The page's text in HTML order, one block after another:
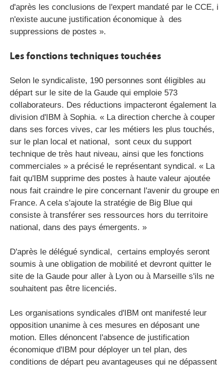
d'après les conclusions de l'expert mandaté par le CCE,
n'existe aucune justification économique à des
suppressions de postes ».
Les fonctions techniques touchées
Selon le syndicaliste, 190 personnes sont éligibles au
départ sur le site de la Gaude qui emploie 573
collaborateurs. Des réductions impacteront également la
division d'IBM à Sophia. « La direction cherche à couper
dans ses forces vives, car les métiers les plus touchés,
sur le plan local et national, sont ceux du support
technique de très haut niveau, ainsi que les fonctions
commerciales » a précisé le représentant syndical. « La
fait qu'IBM supprime des postes à haute valeur ajoutée
nous fait craindre le pire concernant l'avenir du groupe en
France. A cela s'ajoute la stratégie de Big Blue qui
consiste à transférer ses ressources hors du territoire
national, dans des pays émergents. »
D'après le délégué syndical, certains employés seront
soumis à une obligation de mobilité et devront quitter le
site de la Gaude pour aller à Lyon ou à Marseille s'ils ne
souhaitent pas être licenciés.
Les organisations syndicales d'IBM ont manifesté leur
opposition unanime à ces mesures en déposant une
motion. Elles dénoncent l'absence de justification
économique d'IBM pour déployer un tel plan, des
conditions de départ peu avantageuses qui ne dépassent